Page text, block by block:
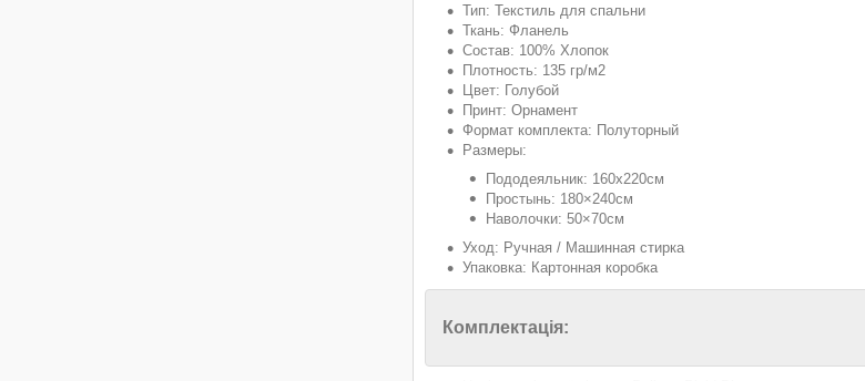
Тип: Текстиль для спальни
Ткань: Фланель
Состав: 100% Хлопок
Плотность: 135 гр/м2
Цвет: Голубой
Принт: Орнамент
Формат комплекта: Полуторный
Размеры:
Пододеяльник: 160х220см
Простынь: 180×240см
Наволочки: 50×70см
Уход: Ручная / Машинная стирка
Упаковка: Картонная коробка
Комплектація: